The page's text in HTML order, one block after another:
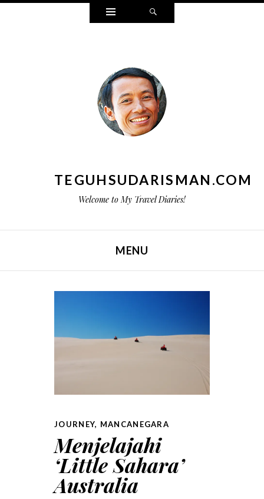
Widgets
TEGUHSUDARISMAN.COM
Welcome to My Travel Diaries!
MENU
JOURNEY, MANCANEGARA
Menjelajahi
‘Little Sahara’
Australia